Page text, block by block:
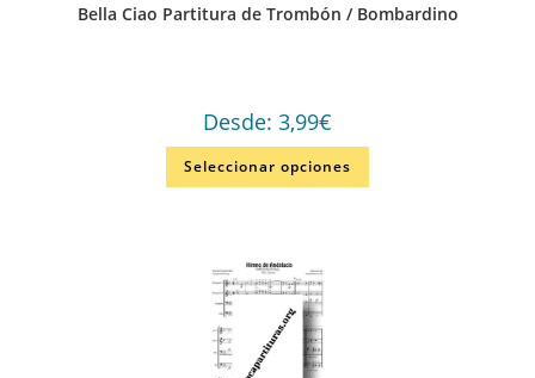
Bella Ciao Partitura de Trombón / Bombardino
Desde: 3,99€
Seleccionar opciones